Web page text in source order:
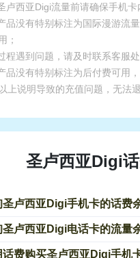
卢西亚Digi流量前请确保手机卡
品没有特别标注为国际漫游流
；
程遇到问题，请及时联系客服处
品没有特别标注为后付费可用
上说明导致的充值问题，无法退
圣卢西亚Digi
卢西亚Digi手机卡的话费
卢西亚Digi电话卡的流量
费购买圣卢西亚Digi手机